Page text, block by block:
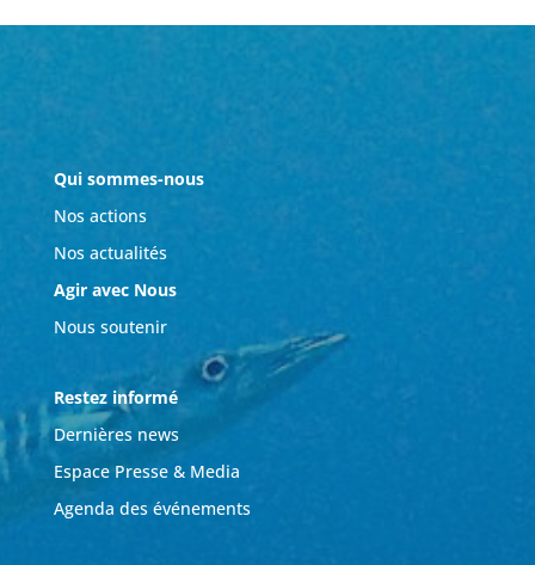
Qui sommes-nous
Nos actions
Nos actualités
Agir avec Nous
Nous soutenir
Restez informé
Dernières news
Espace Presse & Media
Agenda des événements